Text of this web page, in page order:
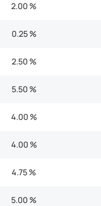
2.00 %
0.25 %
2.50 %
5.50 %
4.00 %
4.00 %
4.75 %
5.00 %